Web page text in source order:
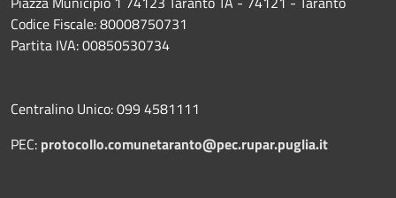
Codice Fiscale: 80008750731
Partita IVA: 00850530734
Centralino Unico: 099 4581111
PEC: protocollo.comunetaranto@pec.rupar.puglia.it